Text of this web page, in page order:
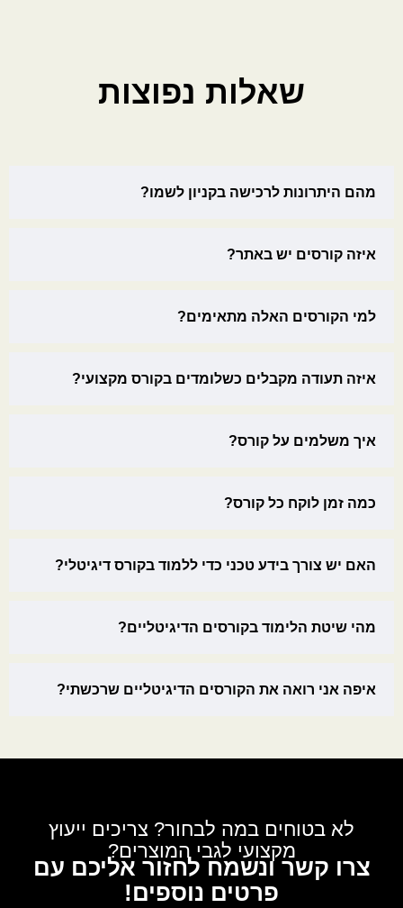
שאלות נפוצות
מהם היתרונות לרכישה בקניון לשמו?
איזה קורסים יש באתר?
למי הקורסים האלה מתאימים?
איזה תעודה מקבלים כשלומדים בקורס מקצועי?
איך משלמים על קורס?
כמה זמן לוקח כל קורס?
האם יש צורך בידע טכני כדי ללמוד בקורס דיגיטלי?
מהי שיטת הלימוד בקורסים הדיגיטליים?
איפה אני רואה את הקורסים הדיגיטליים שרכשתי?
לא בטוחים במה לבחור? צריכים ייעוץ
מקצועי לגבי המוצרים?
צרו קשר ונשמח לחזור אליכם עם
פרטים נוספים!